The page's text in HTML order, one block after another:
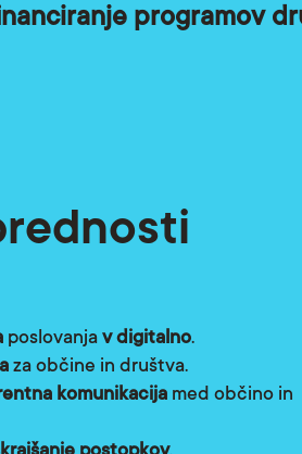
poslovanja v digitalno.
za občine in društva.
komunikacijamed občino in
postopkov.
programov